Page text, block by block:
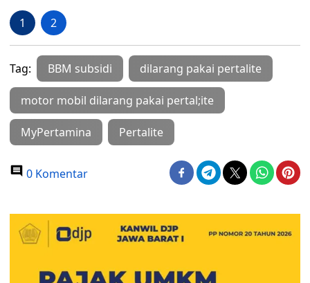
1 2
Tag: BBM subsidi dilarang pakai pertalite
motor mobil dilarang pakai pertal;ite
MyPertamina Pertalite
0 Komentar